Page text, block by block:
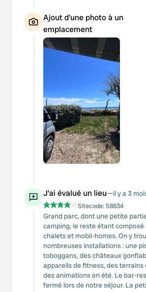
Ajout d'une photo à un
emplacement
J'ai évalué un lieu—il y a 3
Sitecode:58834
Grand parc, dont une petite
camping, le reste étant
chalets et mobil-homes. On y
nombreuses installations : une
toboggans, des châteaux
appareils de fitness, des
des animations en été. Le bar-
fermé lors de notre séjour. La